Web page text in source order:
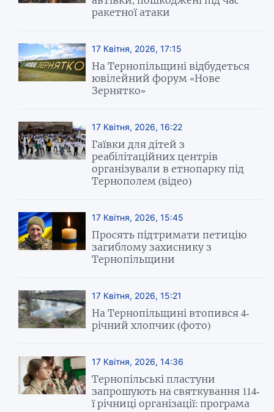
ракетної атаки
17 Квітня, 2026, 17:15
На Тернопільщині відбудеться
ювілейний форум «Нове
Зернятко»
17 Квітня, 2026, 16:22
Гаївки для дітей з
реабілітаційних центрів
організували в етнопарку під
Тернополем (відео)
17 Квітня, 2026, 15:45
Просять підтримати петицію
загиблому захиснику з
Тернопільщини
17 Квітня, 2026, 15:21
На Тернопільщині втопився 4-
річний хлопчик (фото)
17 Квітня, 2026, 14:36
Тернопільські пластуни
запрошують на святкування 114-
ї річниці організації: програма